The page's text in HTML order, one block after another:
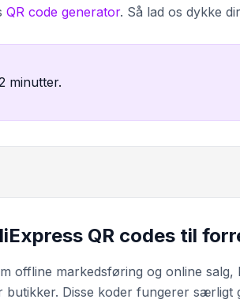
QR code generator. Så lad os dykke
minutter.
QR codes til
offline markedsføring og online
Disse koder fungerer særligt